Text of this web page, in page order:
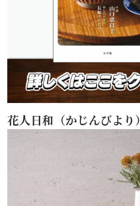
花人日和（かじんびより）